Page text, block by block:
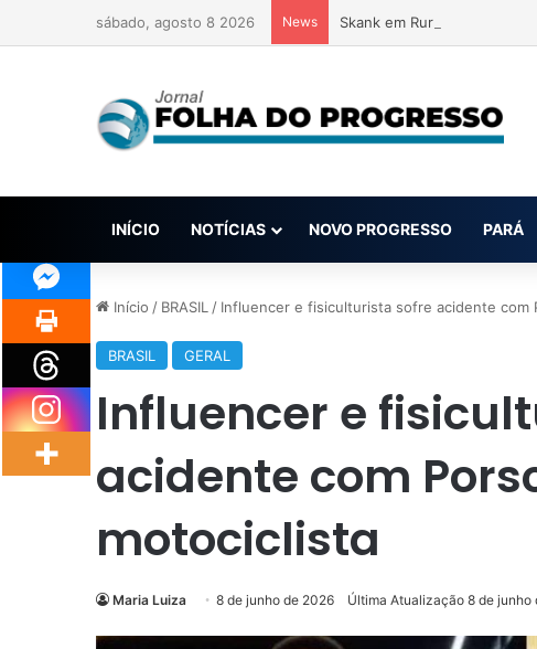
sábado, agosto 8 2026 News Skank em Rurópolis: polícia
INÍCIO NOTÍCIAS NOVO PROGRESSO PARÁ
Início / BRASIL / Influencer e fisiculturista sofre acidente com
BRASIL GERAL
Influencer e
acidente com
motociclista
Maria Luiza 8 de junho de 2026 Última Atualização 8 de junho